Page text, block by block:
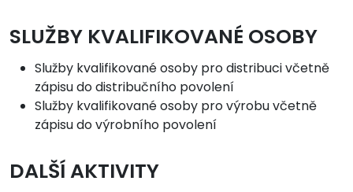
SLUŽBY KVALIFIKOVANÉ OSOBY
Služby kvalifikované osoby pro distribuci včetně
zápisu do distribučního povolení
Služby kvalifikované osoby pro výrobu včetně
zápisu do výrobního povolení
DALŠÍ AKTIVITY